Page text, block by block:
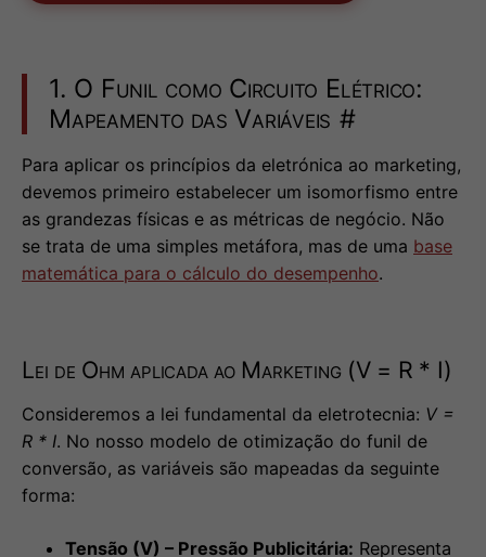
1. O Funil como Circuito Elétrico:
Mapeamento das Variáveis #
Para aplicar os princípios da eletrónica ao marketing,
devemos primeiro estabelecer um isomorfismo entre
as grandezas físicas e as métricas de negócio. Não
se trata de uma simples metáfora, mas de uma base
matemática para o cálculo do desempenho.
Lei de Ohm aplicada ao Marketing (V = R * I)
Consideremos a lei fundamental da eletrotecnia: V =
R * I. No nosso modelo de otimização do funil de
conversão, as variáveis são mapeadas da seguinte
forma:
Tensão (V) – Pressão Publicitária: Representa